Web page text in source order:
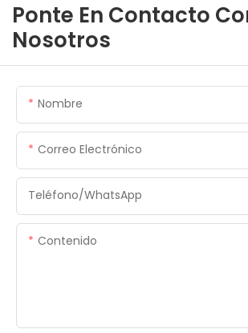
Ponte En Contacto
Nosotros
Nombre
Correo Electrónico
Teléfono/WhatsApp
Contenido